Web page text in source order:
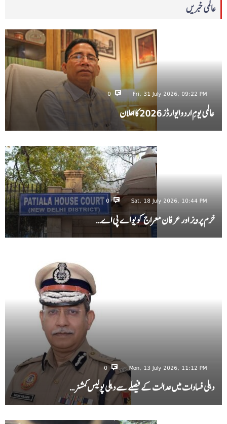
عالمی خبریں
Fri, 31 July 2026, 09:22 PM
0
عالمی یومِ اردو ایوارڈز 2026 کا اعلان
Sat, 18 July 2026, 10:44 PM
0
خرم پرویز اور عرفان معراج کو یو اے پی اے…
Mon, 13 July 2026, 11:12 PM
0
دہلی فسادات میں عدالت کے فیصلے سے دہلی پولیس کمشنر…